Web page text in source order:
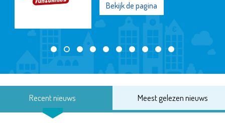
Bekijk de pagina
Recent nieuws Meest gelezen nieuws